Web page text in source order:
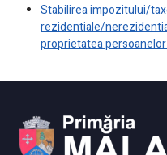
Stabilirea impozitului/
rezidentiale/
proprietatea